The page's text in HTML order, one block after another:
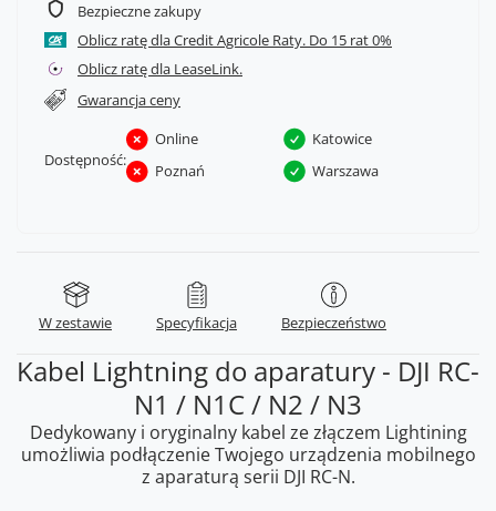
Bezpieczne zakupy
Oblicz ratę dla Credit Agricole Raty.
Oblicz ratę dla LeaseLink.
Gwarancja ceny
Dostępność:
Online
Katowice
Poznań
Warszawa
W zestawie Specyfikacja Bezpieczeństwo
Kabel Lightning do aparatury - DJI RC-
N1 / N1C / N2 / N3
Dedykowany i oryginalny kabel ze złączem Lightining
umożliwia podłączenie Twojego urządzenia mobilnego
z aparaturą serii DJI RC-N.